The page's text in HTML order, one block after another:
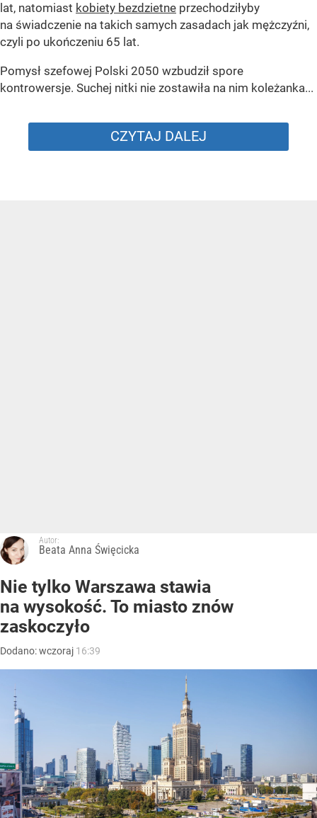
lat, natomiast kobiety bezdzietne przechodziłyby
na świadczenie na takich samych zasadach jak mężczyźni,
czyli po ukończeniu 65 lat.
Pomysł szefowej Polski 2050 wzbudził spore
kontrowersje. Suchej nitki nie zostawiła na nim koleżanka...
CZYTAJ DALEJ
Autor:
Beata Anna Święcicka
Nie tylko Warszawa stawia
na wysokość. To miasto znów
zaskoczyło
Dodano:wczoraj 16:39